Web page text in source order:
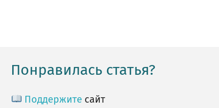
Понравилась статья?
Поддержите сайт